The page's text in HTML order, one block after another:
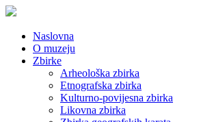
Naslovna
O muzeju
Zbirke
Arheološka zbirka
Etnografska zbirka
Kulturno-povijesna zbirka
Likovna zbirka